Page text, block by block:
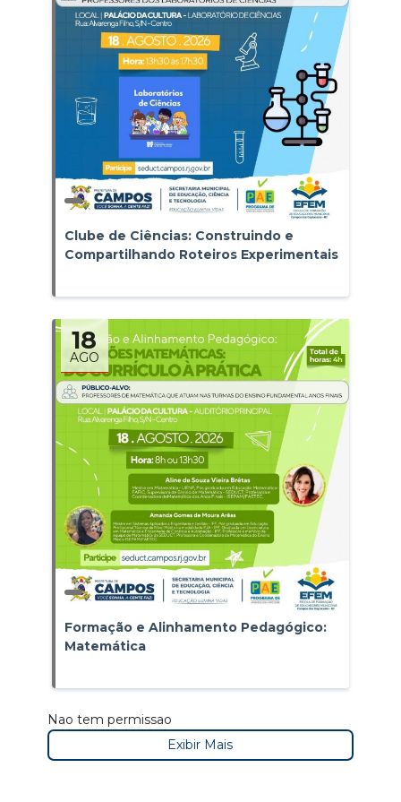
Clube de Ciências: Construindo e
Compartilhando Roteiros Experimentais
18
AGO
Formação e Alinhamento Pedagógico:
Matemática
Nao tem permissao
Exibir Mais